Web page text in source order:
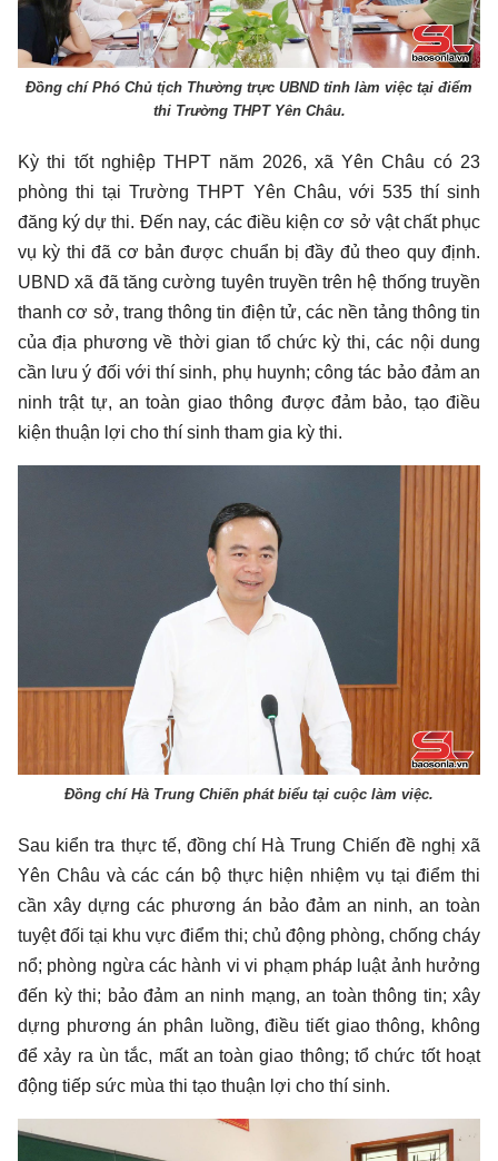
Đồng chí Phó Chủ tịch Thường trực UBND tỉnh làm việc tại điểm
thi Trường THPT Yên Châu.
Kỳ thi tốt nghiệp THPT năm 2026, xã Yên Châu có 23
phòng thi tại Trường THPT Yên Châu, với 535 thí sinh
đăng ký dự thi. Đến nay, các điều kiện cơ sở vật chất phục
vụ kỳ thi đã cơ bản được chuẩn bị đầy đủ theo quy định.
UBND xã đã tăng cường tuyên truyền trên hệ thống truyền
thanh cơ sở, trang thông tin điện tử, các nền tảng thông tin
của địa phương về thời gian tổ chức kỳ thi, các nội dung
cần lưu ý đối với thí sinh, phụ huynh; công tác bảo đảm an
ninh trật tự, an toàn giao thông được đảm bảo, tạo điều
kiện thuận lợi cho thí sinh tham gia kỳ thi.
Đồng chí Hà Trung Chiến phát biểu tại cuộc làm việc.
Sau kiển tra thực tế, đồng chí Hà Trung Chiến đề nghị xã
Yên Châu và các cán bộ thực hiện nhiệm vụ tại điểm thi
cần xây dựng các phương án bảo đảm an ninh, an toàn
tuyệt đối tại khu vực điểm thi; chủ động phòng, chống cháy
nổ; phòng ngừa các hành vi vi phạm pháp luật ảnh hưởng
đến kỳ thi; bảo đảm an ninh mạng, an toàn thông tin; xây
dựng phương án phân luồng, điều tiết giao thông, không
để xảy ra ùn tắc, mất an toàn giao thông; tổ chức tốt hoạt
động tiếp sức mùa thi tạo thuận lợi cho thí sinh.